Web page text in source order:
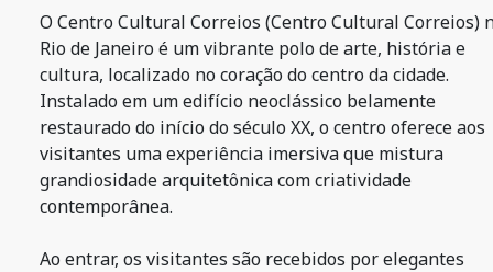
O Centro Cultural Correios (Centro Cultural Correios)
Rio de Janeiro é um vibrante polo de arte, história e
cultura, localizado no coração do centro da cidade.
Instalado em um edifício neoclássico belamente
restaurado do início do século XX, o centro oferece aos
visitantes uma experiência imersiva que mistura
grandiosidade arquitetônica com criatividade
contemporânea.
Ao entrar, os visitantes são recebidos por elegantes